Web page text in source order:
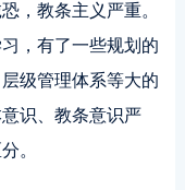
，教条主义严重。
，有了一些规划的
级管理体系等大的
识、教条意识严
。